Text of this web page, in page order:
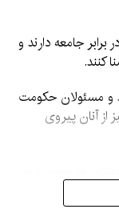
جامعه دارند و
کنند.
و مسئولان حکومت
از آنان پیروی
آنان را در کنار